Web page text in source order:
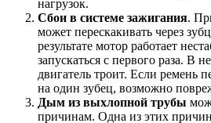
нагрузок.
Сбои в системе зажигания.
может перескакивать через
результате мотор работает
запускаться с первого раза. В
двигатель троит. Если ремень
на один зубец, возможно
Дым из выхлопной трубы
причинам. Одна из этих